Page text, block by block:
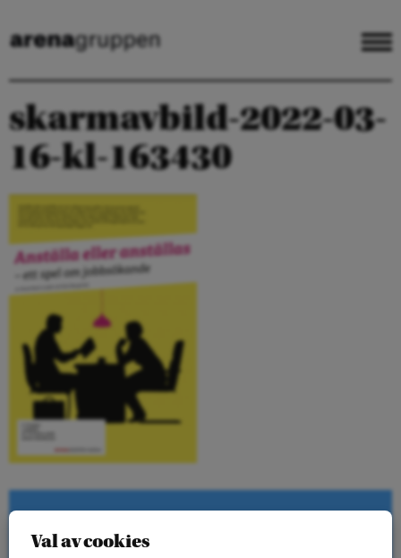
skarmavbild-2022-03-
16-kl-163430
Kontakta oss
Val av cookies